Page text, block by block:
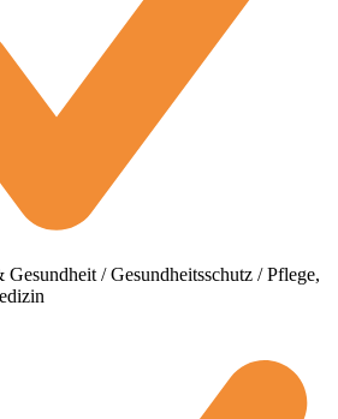
/ Gesundheitsschutz / Pflege,